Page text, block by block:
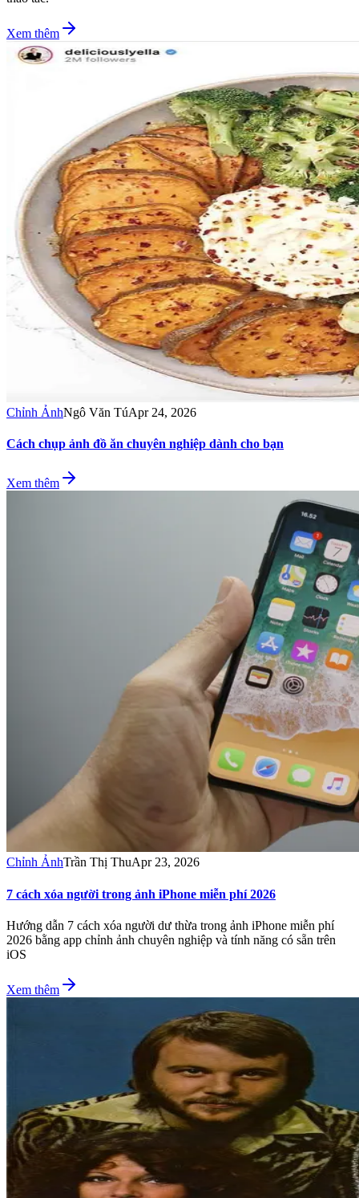
Xem thêm
Chỉnh ẢnhNgô Văn TúApr 24, 2026
Cách chụp ảnh đồ ăn chuyên nghiệp dành cho bạn
Xem thêm
Chỉnh ẢnhTrần Thị ThuApr 23, 2026
7 cách xóa người trong ảnh iPhone miễn phí 2026
Hướng dẫn 7 cách xóa người dư thừa trong ảnh iPhone miễn phí
2026 bằng app chỉnh ảnh chuyên nghiệp và tính năng có sẵn trên
iOS
Xem thêm